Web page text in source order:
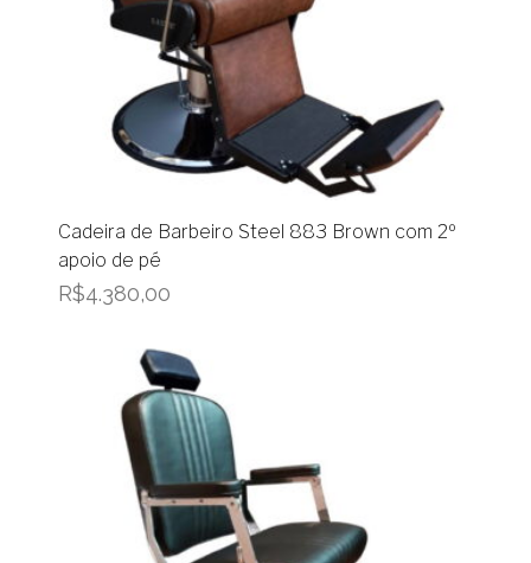
Cadeira de Barbeiro Steel 883 Brown com 2º
apoio de pé
R$4.380,00